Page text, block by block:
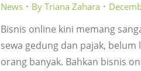
News By Triana Zahara
Bisnis online kini memang
sewa gedung dan pajak,
orang banyak. Bahkan bisnis